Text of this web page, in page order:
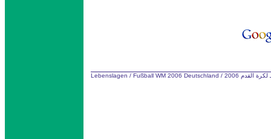
Lebenslagen / Fußball WM 2006 Deutschland / القدم 2006